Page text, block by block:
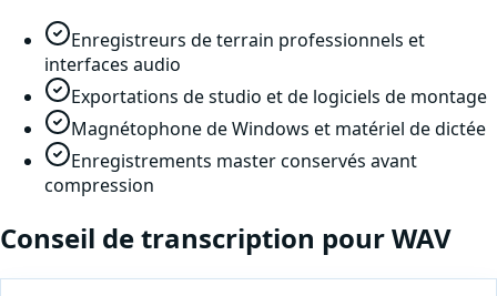
Enregistreurs de terrain professionnels et
interfaces audio
Exportations de studio et de logiciels de montage
Magnétophone de Windows et matériel de dictée
Enregistrements master conservés avant
compression
Conseil de transcription pourWAV